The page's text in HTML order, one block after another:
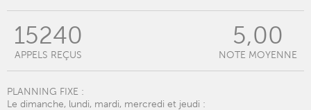
15240
APPELS REÇUS
5,00
NOTE MOYENNE
PLANNING FIXE :
Le dimanche, lundi, mardi, mercredi et jeudi :